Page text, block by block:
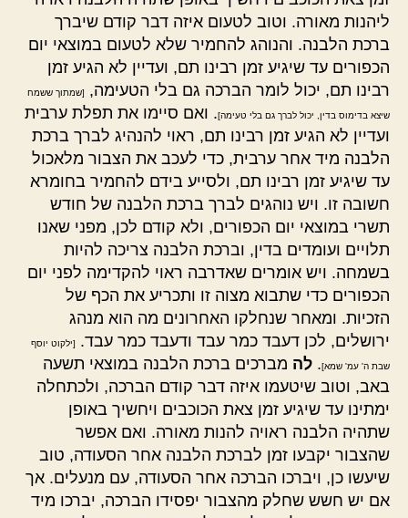
ליהנות מאורה. וטוב לטעום איזה דבר קודם שיברך
ברכת הלבנה. והנוהג להחמיר שלא לטעום במוצאי יום
הכפורים עד שיגיע זמן רבינו תם, ועדיין לא הגיע זמן
רבינו תם, יכול לומר הברכה גם בלי הטעימה,
[שמתוך ששמח
שיצא בדימוס בדין, יכול לברך גם בלי טעימה]. ואם סיימו את תפלת ערבית
ועדיין לא הגיע זמן רבינו תם, ראוי להנהיג לברך ברכת
הלבנה מיד אחר ערבית, כדי לעכב את הצבור מלאכול
עד שיגיע זמן רבינו תם, ולסייע בידם להחמיר בחומרא
חשובה זו. ויש נוהגים לברך ברכת הלבנה של חודש
תשרי במוצאי יום הכפורים, ולא קודם לכן, מפני שאנו
תלויים ועומדים בדין, וברכת הלבנה צריכה להיות
בשמחה. ויש אומרים שאדרבה ראוי להקדימה לפני יום
הכפורים כדי שתבוא מצוה זו ותכריע את הכף של
הזכיות. ומאחר שנחלקו האחרונים מה הוא מנהג
ירושלים, לכן דעבד כמר עבד ודעבד כמר עבד.
[ילקוט יוסף
שבת ה' עמ' שמא]. לה מברכים ברכת הלבנה במוצאי תשעה
באב, וטוב שיטעמו איזה דבר קודם הברכה, ולכתחלה
ימתינו עד שיגיע זמן צאת הכוכבים ויחשיך באופן
שתהיה הלבנה ראויה להנות מאורה. ואם אפשר
שהצבור יקבעו זמן לברכת הלבנה אחר הסעודה, טוב
שיעשו כן, ויברכו הברכה אחר הסעודה, עם מנעלים. אך
אם יש חשש שחלק מהצבור יפסידו הברכה, יברכו מיד